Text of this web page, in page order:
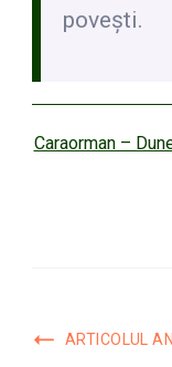
povești.
Caraorman –
Navigare
ARTICOLUL